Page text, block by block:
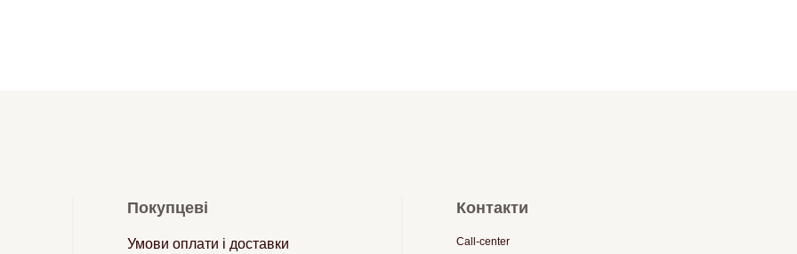
Покупцеві
Умови оплати і доставки
Контакти
Call-center